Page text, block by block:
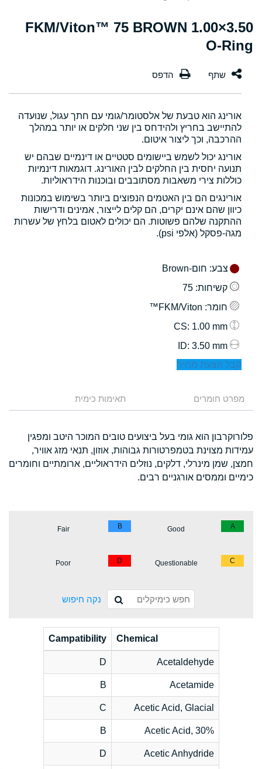
3.50×1.00 FKM/Viton™ 75 BROWN
O-Ring
אורינג הוא טבעת של אלסטומר/גומי עם חתך עגול, שנועדה
להתיישב בחריץ ולהידחס בין שני חלקים או יותר במהלך
ההרכבה, וכך ליצור איטום.
אורינג יכול לשמש ביישומים סטטיים או דינמיים שבהם יש
תנועה יחסית בין החלקים לבין האורינג. דוגמאות דינמיות
כוללות צירי משאבות מסתובבים ובוכנות הידראוליות.
אורינגים הם בין האטמים הנפוצים ביותר בשימוש במכונות
כיוון שהם אינם יקרים, הם קלים לייצור, אמינים ודרישות
ההתקנה שלהם פשוטות. הם יכולים לאטום בלחץ של עשרות
מגה-פסקל (אלפי psi).
צבע: חום-Brown
קשיחות: 75
חומר: FKM/Viton™
: 1.00 mm
: 3.50 mm
קבל הצעת מחיר
מפרט חומרים תאימות כימית
פלורוקרבון הוא גומי בעל ביצועים טובים המוכר היטב ומפגין
עמידות מצוינת בטמפרטורות גבוהות, אוזון, תנאי מזג אוויר,
חמצן, שמן מינרלי, דלקים, נוזלים הידראוליים, ארומתיים וחומרים
כימיים וממסים אורגניים רבים.
A
Good
B
Fair
C
Questionable
D
Poor
נקה חיפוש
Chemical
Campatibility
Acetaldehyde
D
Acetamide
B
Acetic Acid, Glacial
C
Acetic Acid, 30%
B
Acetic Anhydride
D